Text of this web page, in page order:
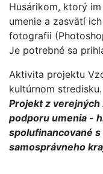
Husárikom, ktorý
umenie a zasvätí
fotografii
Je potrebné sa
Aktivita projektu
kultúrnom stredisku.
Projekt z verejných
podporu umenia -
spolufinancované
samosprávneho